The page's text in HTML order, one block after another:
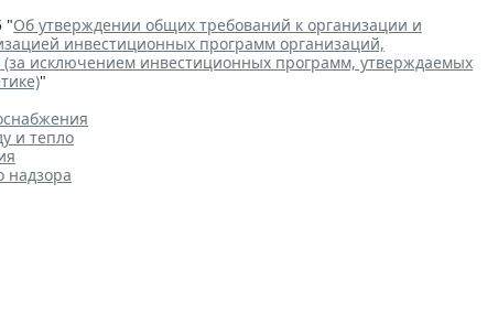
"Об утверждении общих требований к организации и
инвестиционных программ организаций,
исключением инвестиционных программ, утверждаемых
"
и тепло
надзора